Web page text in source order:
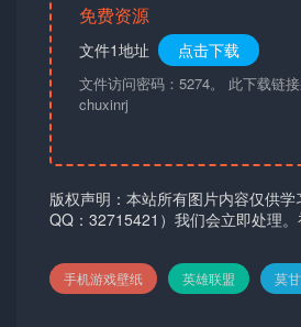
免费资源
文件1地址 点击下载
文件访问密码：5274。 此下载链
chuxinrj
版权声明：本站所有图片内容仅供
QQ：32715421）我们会立即处理。
手机游戏壁纸 英雄联盟 莫